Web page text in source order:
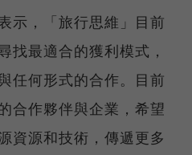
示，「旅行思維」目前
找最適合的獲利模式，
任何形式的合作。目前
合作夥伴與企業，希望
資源和技術，傳遞更多